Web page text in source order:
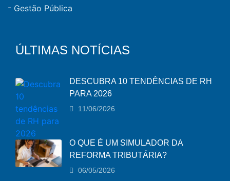
Gestão Pública
ÚLTIMAS NOTÍCIAS
DESCUBRA 10 TENDÊNCIAS DE RH
PARA 2026
11/06/2026
O QUE É UM SIMULADOR DA
REFORMA TRIBUTÁRIA?
06/05/2026